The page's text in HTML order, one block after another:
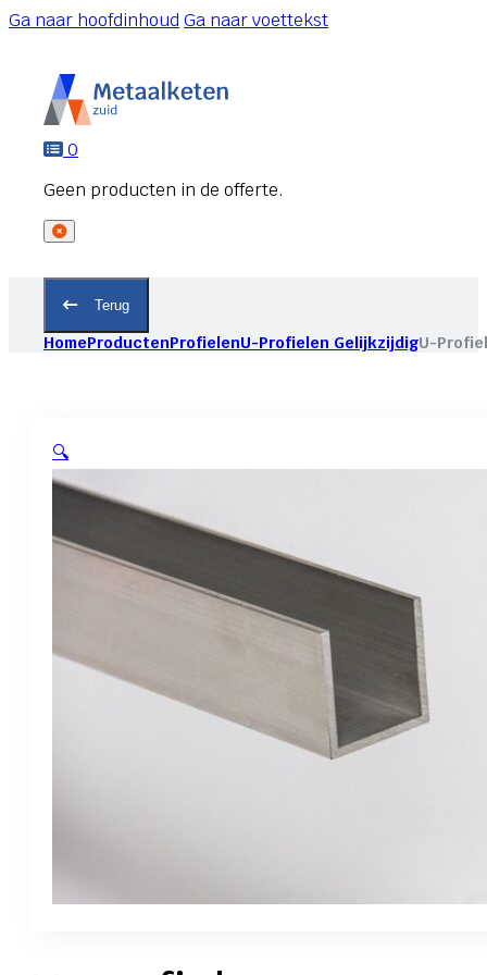
Ga naar hoofdinhoudGa naar voettekst
0
Terug
HomeProductenProfielenU-Profielen GelijkzijdigU-
🔍